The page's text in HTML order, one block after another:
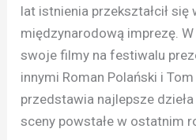
lat istnienia przekształcił się
międzynarodową imprezę.
swoje filmy na festiwalu
innymi Roman Polański i
przedstawia najlepsze
sceny powstałe w ostatnim